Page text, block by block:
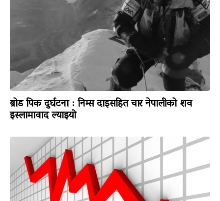
ब्रोड पिक दुर्घटना : निम्स दाइसहित चार नेपालीको शव
इस्लामावाद ल्याइयो